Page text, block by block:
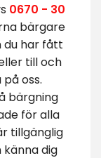
0670 - 30
bärgare
du har fått
till och
oss.
bärgning
för alla
tillgänglig
dig